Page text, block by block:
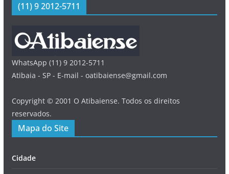
(11) 9 2012-5711
WhatsApp (11) 9 2012-5711
Atibaia - SP - E-mail - oatibaiense@gmail.com
Copyright © 2001 O Atibaiense. Todos os direitos
reservados.
Mapa do Site
Cidade